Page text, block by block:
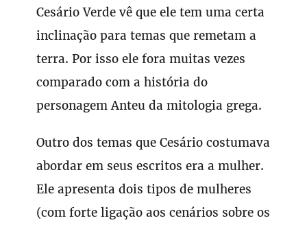
Cesário Verde vê que ele tem uma certa
inclinação para temas que remetam a
terra. Por isso ele fora muitas vezes
comparado com a história do
personagem Anteu da mitologia grega.
Outro dos temas que Cesário costumava
abordar em seus escritos era a mulher.
Ele apresenta dois tipos de mulheres
(com forte ligação aos cenários sobre os